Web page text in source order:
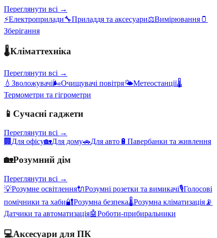
Переглянути всі →
⚡Електроприлади🔧Приладдя та аксесуари⚖️Вимірювання 🫙
Зберігання
🌡️Кліматтехніка
Переглянути всі →
💧 Зволожувачі🌬️Очищувачі повітря🌤️Метеостанції🌡️
Термометри та гігрометри
📱 Сучасні гаджети
Переглянути всі →
🏢 Для офісу🏡Для дому🚗Для авто 🔋 Павербанки та живлення
🏡Розумний дім
Переглянути всі →
💡Розумне освітлення🔌Розумні розетки та вимикачі🎙️Голосові
помічники та хаби🔐Розумна безпека🌡️Розумна кліматизація 📡
Датчики та автоматизація🤖Роботи-прибиральники
💻Аксесуари для ПК